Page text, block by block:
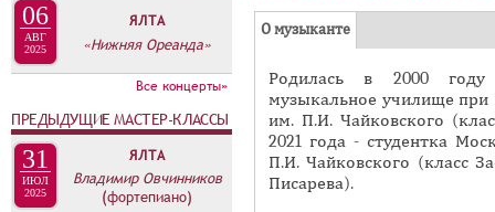
Г
П
П
О музыканте(
а
т
в
н
Родилась в 2000 году
музыкальное училище при
им. П.И. Чайковского
2021 года - студентка
П.И. Чайковского (класс
Писарева).
06
АВГ
2025
ЯЛТА
«Нижняя Ореанда»
Все концерты»
ПРЕДЫДУЩИЕ МАСТЕР-КЛАССЫ
31
ИЮЛ
2025
ЯЛТА
Владимир Овчинников
(фортепиано)